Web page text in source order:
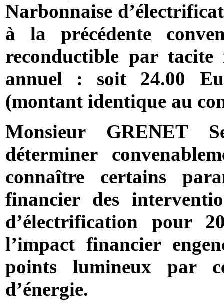
Narbonnaise
à la précédente
reconductible par
annuel : soit 24.00
(montant identique au
Monsieur GRENET
déterminer
connaître certains
financier des
d’électrification pour
l’impact financier
points lumineux par
d’énergie.